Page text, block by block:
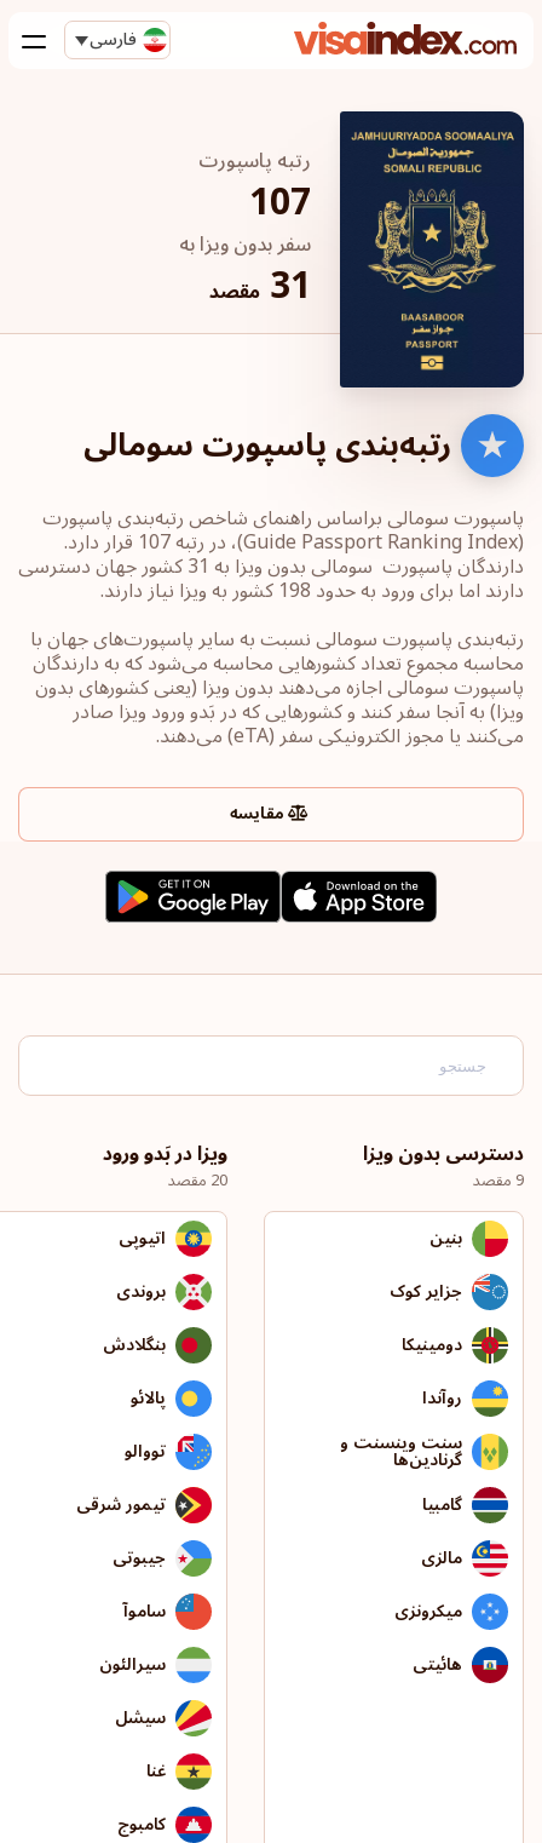
فارسی
رتبه پاسپورت
107
سفر بدون ویزا به
31 مقصد
رتبه‌بندی پاسپورت سومالی
پاسپورت‎ سومالی ‎براساس راهنمای شاخص رتبه‌بندی پاسپورت
‏(Guide Passport ‎Ranking Index)، در رتبه 107 قرار دارد.
دارندگان پاسپورت ‏‎ سومالی بدون ویزا به 31 کشور جهان ‎دسترسی
دارند اما برای ورود به حدود 198 کشور به ویزا نیاز دارند.
رتبه‌بندی پاسپورت‎ سومالی ‎نسبت به سایر ‏پاسپورت‌های جهان با
محاسبه مجموع تعداد کشورهایی محاسبه می‌شود که به دارندگان
پاسپورت ‎‎سومالی ‎اجازه می‌دهند بدون ویزا (یعنی کشورهای ‏بدون
ویزا) به آنجا سفر کنند و کشورهایی که در بَدو ورود ویزا صادر
می‌کنند یا ‏مجوز الکترونیکی سفر ‏‎(eTA)‎‏ می‌دهند.
مقایسه
دسترسی بدون ویزا
9 مقصد
بنین
جزایر کوک
دومینیکا
روآندا
سنت وینسنت و
گرنادین‌ها
گامبیا
مالزی
میکرونزی
هائیتی
ویزا در بَدو ورود
20 مقصد
اتیوپی
بروندی
بنگلادش
پالائو
تووالو
تیمور شرقی
جیبوتی
ساموآ
سیرالئون
سیشل
غنا
کامبوج